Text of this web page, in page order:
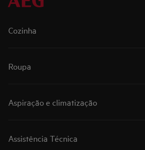
Cozinha
Roupa
Aspiração e climatização
Assistência Técnica